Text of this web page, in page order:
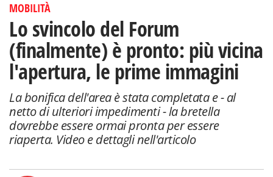
MOBILITÀ
Lo svincolo del Forum
(finalmente) è pronto: più vicina
l'apertura, le prime immagini
La bonifica dell'area è stata completata e - al
netto di ulteriori impedimenti - la bretella
dovrebbe essere ormai pronta per essere
riaperta. Video e dettagli nell'articolo